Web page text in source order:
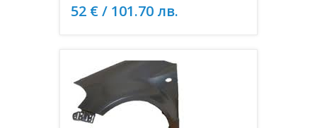
52 € / 101.70 лв.